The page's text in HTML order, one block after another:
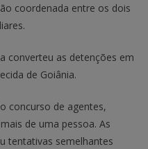
coordenada entre os dois
converteu as detenções em
de Goiânia.
concurso de agentes,
de uma pessoa. As
tentativas semelhantes